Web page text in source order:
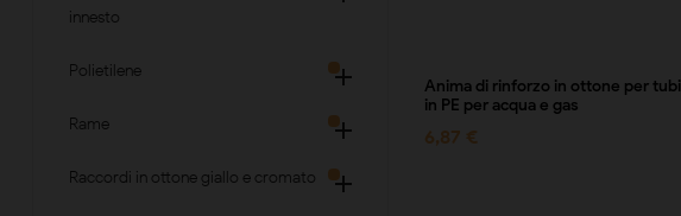
innesto
Polietilene 
Rame 
Raccordi in ottone giallo e cromato 
Anima di rinforzo in ottone per tubi
in PE per acqua e gas
6,87 €